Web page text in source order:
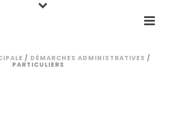
/ DÉMARCHES ADMINISTRATIVES /
PARTICULIERS